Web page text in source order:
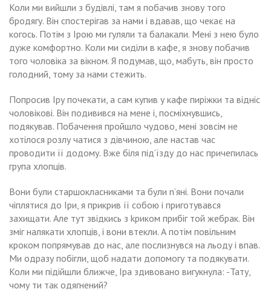
Коли ми вийшли з будівлі, там я побачив знову того
бродягу. Він спостерігав за нами і вдавав, що чекає на
когось. Потім з Ірою ми гуляли та балакали. Мені з нею було
дуже комфортно. Коли ми сиділи в кафе, я знову побачив
того чоловіка за вікном. Я подумав, що, мабуть, він просто
голодний, тому за нами стежить.
Попросив Іру почекати, а сам купив у кафе пиріжки та відніс
чоловікові. Він подивився на мене і, посміхнувшись,
подякував. Побачення пройшло чудово, мені зовсім не
хотілося розлу чатися з дівчиною, але настав час
проводити її додому. Вже біля під’їзду до нас причепилась
група хлопців.
Вони були старшокласниками та були n’яні. Вони почали
чіплятися до Іри, я прикрив її собою і приготувався
захищати. Але тут звідкись з kриком прибіг той жебрак. Він
зміг налякати хлопців, і вони втекли. А потім повільним
кроком попрямував до нас, але послизнувся на льоду і впав.
Ми одразу побігли, щоб надати допомогу та подякувати.
Коли ми підійшли ближче, Іра здивовано вигукнула: -Тату,
чому ти так одягнений?